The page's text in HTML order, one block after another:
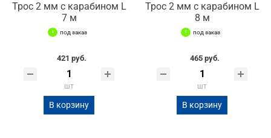
Трос 2 мм с карабином L
7 м
под заказ
421 руб.
шт
В корзину
Трос 2 мм с карабином L
8 м
под заказ
465 руб.
шт
В корзину